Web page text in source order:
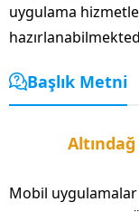
uygulama
Başlık Metni
Altındağ
Mobil